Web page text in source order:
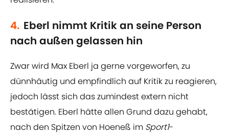
4. Eberl nimmt Kritik an seine Person
nach außen gelassen hin
Zwar wird Max Eberl ja gerne vorgeworfen, zu
dünnhäutig und empfindlich auf Kritik zu reagieren,
jedoch lässt sich das zumindest extern nicht
bestätigen. Eberl hätte allen Grund dazu gehabt,
nach den Spitzen von Hoeneß im Sport1-